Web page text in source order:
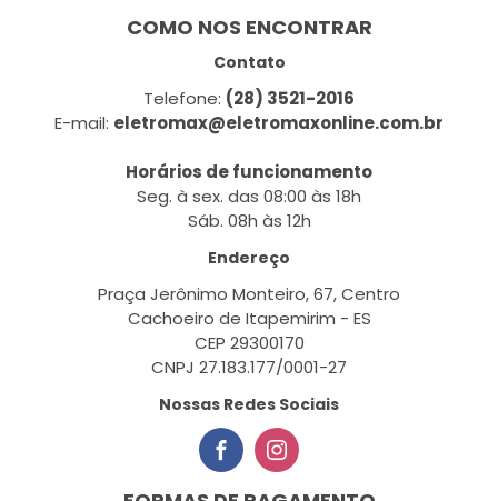
COMO NOS ENCONTRAR
Contato
Telefone: (28) 3521-2016
E-mail: eletromax@eletromaxonline.com.br
Horários de funcionamento
Seg. à sex. das 08:00 às 18h
Sáb. 08h às 12h
Endereço
Praça Jerônimo Monteiro, 67, Centro
Cachoeiro de Itapemirim - ES
CEP 29300170
CNPJ 27.183.177/0001-27
Nossas Redes Sociais